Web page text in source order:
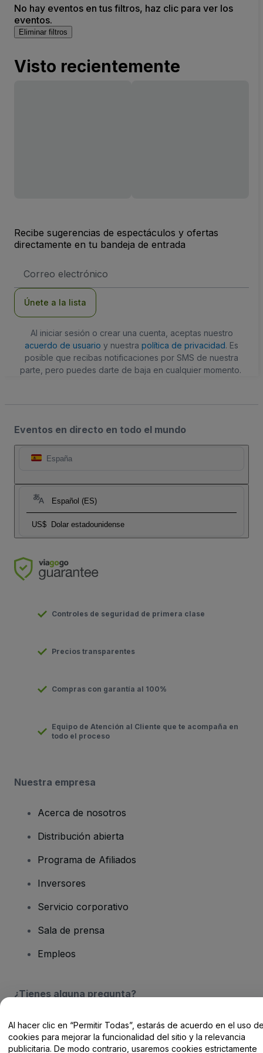
No hay eventos en tus filtros, haz clic para ver los
eventos.
Eliminar filtros
Visto recientemente
Recibe sugerencias de espectáculos y ofertas
directamente en tu bandeja de entrada
de
Únete a la lista
Al iniciar sesión o crear una cuenta, aceptas nuestro
acuerdo de usuario y nuestra política de privacidad. Es
posible que recibas notificaciones por SMS de nuestra
parte, pero puedes darte de baja en cualquier momento.
Eventos en directo en todo el mundo
España
Español (ES)
US$ Dolar estadounidense
Controles de seguridad de primera clase
Precios transparentes
Compras con garantía al 100%
Equipo de Atención al Cliente que te acompaña en
todo el proceso
Nuestra empresa
Acerca de nosotros
Distribución abierta
Programa de Afiliados
Inversores
Servicio corporativo
Sala de prensa
Empleos
¿Tienes alguna pregunta?
Centro de Ayuda / Contacto
Al hacer clic en “Permitir Todas”, estarás de acuerdo en el uso
cookies para mejorar la funcionalidad del sitio y la relevancia
publicitaria. De modo contrario, usaremos cookies estrictamente